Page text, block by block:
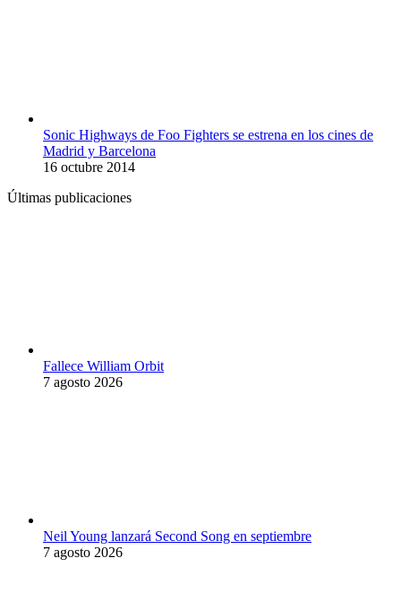
Sonic Highways de Foo Fighters se estrena en los cines de
Madrid y Barcelona
16 octubre 2014
Últimas publicaciones
Fallece William Orbit
7 agosto 2026
Neil Young lanzará Second Song en septiembre
7 agosto 2026